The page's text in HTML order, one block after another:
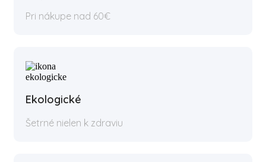
Pri nákupe nad 60€
Ekologické
Šetrné nielen k zdraviu